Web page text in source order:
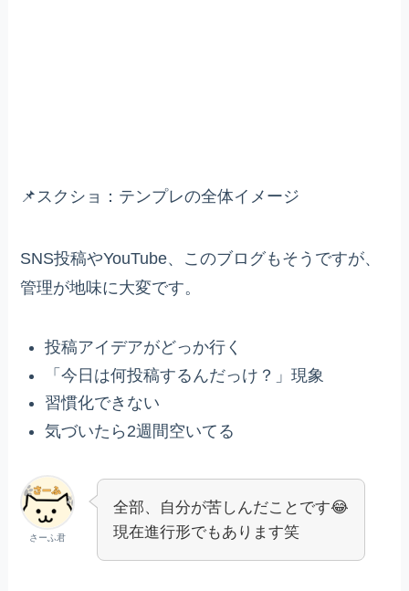
📌スクショ：テンプレの全体イメージ
SNS投稿やYouTube、このブログもそうですが、
管理が地味に大変です。
投稿アイデアがどっか行く
「今日は何投稿するんだっけ？」現象
習慣化できない
気づいたら2週間空いてる
さーふ君
全部、自分が苦しんだことです😂
現在進行形でもあります笑